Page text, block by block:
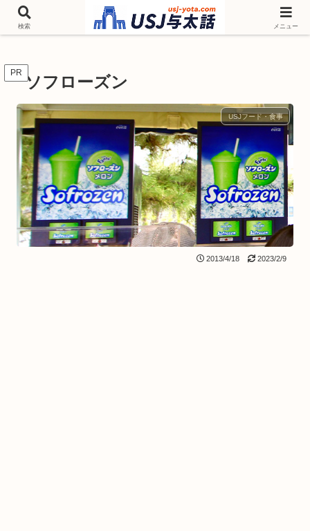
チケットやシーズンイベント ニンテンドーワールド アトラクションなどユニ
バを歩いて情報収集しています
PR ソフローズン
USJフード・食事
2013/4/18 2023/2/9
検索 メニュー